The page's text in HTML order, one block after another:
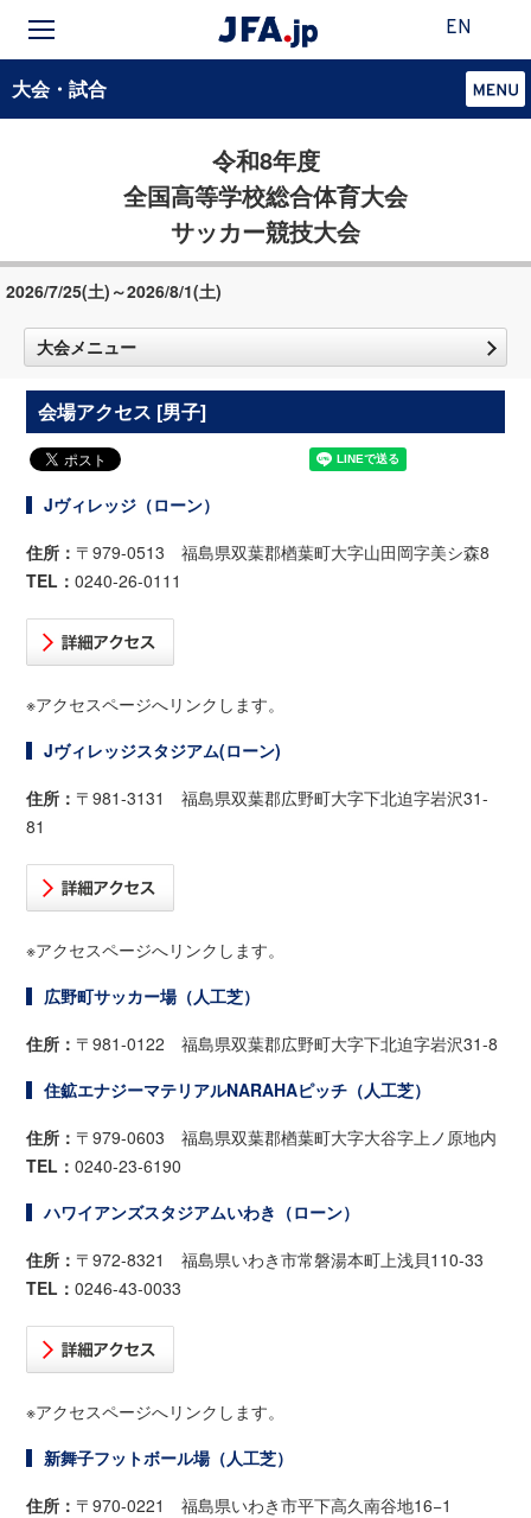
EN
大会・試合
令和8年度
全国高等学校総合体育大会
サッカー競技大会
2026/7/25(土)～2026/8/1(土)
大会メニュー
会場アクセス [男子]
Jヴィレッジ（ローン）
住所： 〒979-0513 福島県双葉郡楢葉町大字山田岡字美シ森8
TEL：0240-26-0111
※アクセスページへリンクします。
Jヴィレッジスタジアム(ローン)
住所： 〒981-3131 福島県双葉郡広野町大字下北迫字岩沢31-
81
※アクセスページへリンクします。
広野町サッカー場（人工芝）
住所： 〒981-0122 福島県双葉郡広野町大字下北迫字岩沢31-8
住鉱エナジーマテリアルNARAHAピッチ（人工芝）
住所： 〒979-0603 福島県双葉郡楢葉町大字大谷字上ノ原地内
TEL：0240-23-6190
ハワイアンズスタジアムいわき（ローン）
住所： 〒972-8321 福島県いわき市常磐湯本町上浅貝110-33
TEL：0246-43-0033
※アクセスページへリンクします。
新舞子フットボール場（人工芝）
住所： 〒970-0221 福島県いわき市平下高久南谷地16−1